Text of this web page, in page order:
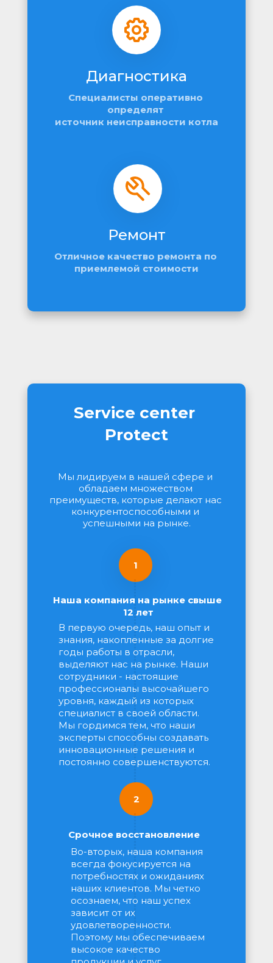
Диагностика
Ремонт
Отличное качество ремонта по
приемлемой стоимости
Специалисты оперативно
определят
источник неисправности котла
Service center
Protect
Мы лидируем в нашей сфере и
обладаем множеством
преимуществ, которые делают нас
конкурентоспособными и
успешными на рынке.
Срочное восстановление
Наша компания на рынке свыше
12 лет
В первую очередь, наш опыт и
знания, накопленные за долгие
годы работы в отрасли,
выделяют нас на рынке. Наши
сотрудники - настоящие
профессионалы высочайшего
уровня, каждый из которых
специалист в своей области.
Мы гордимся тем, что наши
эксперты способны создавать
инновационные решения и
постоянно совершенствуются.
Во-вторых, наша компания
всегда фокусируется на
потребностях и ожиданиях
наших клиентов. Мы четко
осознаем, что наш успех
зависит от их
удовлетворенности.
Поэтому мы обеспечиваем
высокое качество
1
2